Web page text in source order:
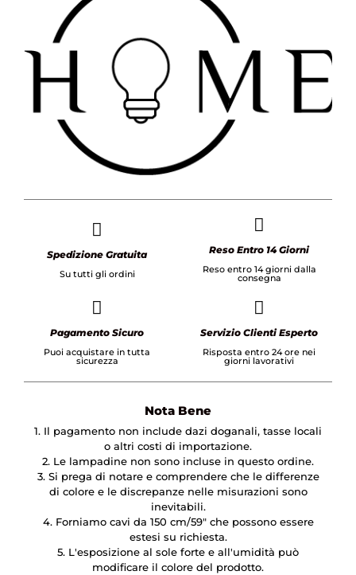
Spedizione Gratuita
Su tutti gli ordini
Reso Entro 14 Giorni
Reso entro 14 giorni dalla
consegna
Pagamento Sicuro
Puoi acquistare in tutta
sicurezza
Servizio Clienti Esperto
Risposta entro 24 ore nei
giorni lavorativi
Nota Bene
1. Il pagamento non include dazi doganali, tasse locali
o altri costi di importazione.
2. Le lampadine non sono incluse in questo ordine.
3. Si prega di notare e comprendere che le differenze
di colore e le discrepanze nelle misurazioni sono
inevitabili.
4. Forniamo cavi da 150 cm/59″ che possono essere
estesi su richiesta.
5. L'esposizione al sole forte e all'umidità può
modificare il colore del prodotto.